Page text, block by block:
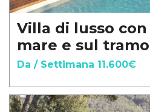
Villa di lusso
mare e sul
Da / Settimana 11.600€